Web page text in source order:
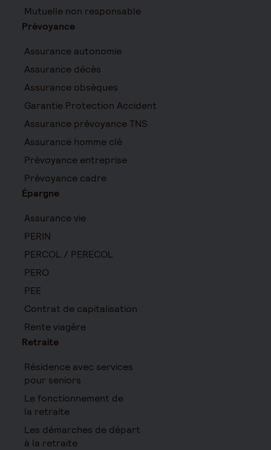
Mutuelle non responsable
Prévoyance
Assurance autonomie
Assurance décès
Assurance obsèques
Garantie Protection Accident
Assurance prévoyance TNS
Assurance homme clé
Prévoyance entreprise
Prévoyance cadre
Épargne
Assurance vie
PERIN
PERCOL / PERECOL
PERO
PEE
Contrat de capitalisation
Rente viagère
Retraite
Résidence avec services
pour seniors
Le fonctionnement de
la retraite
Les démarches de départ
à la retraite